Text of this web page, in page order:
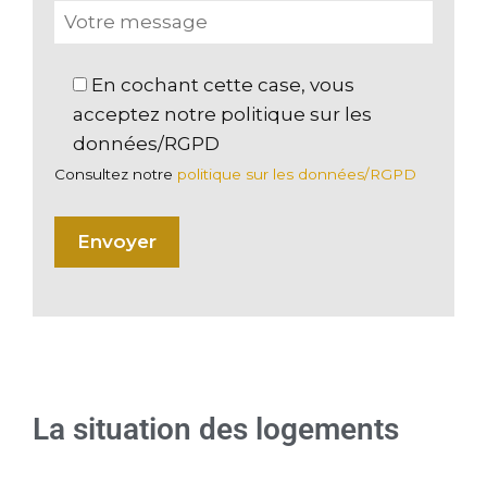
En cochant cette case, vous
acceptez notre politique sur les
données/RGPD
Consultez notre politique sur les données/RGPD
La situation des logements